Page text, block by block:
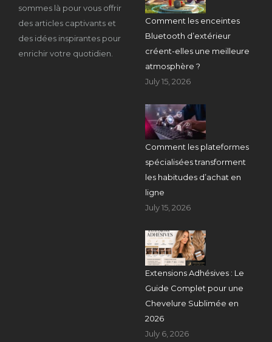
sommes là pour vous offrir
des articles captivants et
des idées inspirantes pour
enrichir votre quotidien.
Comment les enceintes
Bluetooth d’extérieur
créent-elles une meilleure
atmosphère ?
July 15, 2026
Comment les plateformes
spécialisées transforment
les habitudes d’achat en
ligne
July 15, 2026
Extensions Adhésives : Le
Guide Complet pour une
Chevelure Sublimée en
2026
July 6, 2026